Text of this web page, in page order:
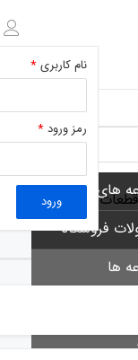
نام کاربری*
رمز ورود*
ورود
های فروشگاه
فروشگاه
ها